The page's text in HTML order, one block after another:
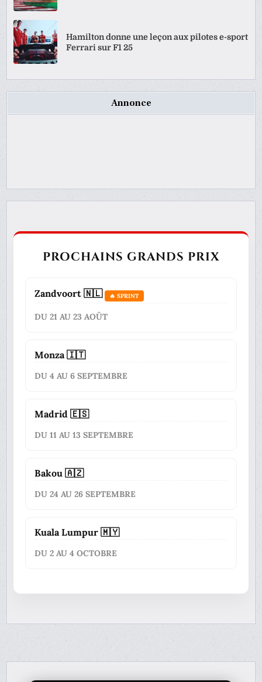
Hamilton donne une leçon aux pilotes e-sport
Ferrari sur F1 25
Annonce
PROCHAINS GRANDS PRIX
Zandvoort 🇳🇱 🔥 SPRINT
DU 21 AU 23 AOÛT
Monza 🇮🇹
DU 4 AU 6 SEPTEMBRE
Madrid 🇪🇸
DU 11 AU 13 SEPTEMBRE
Bakou 🇦🇿
DU 24 AU 26 SEPTEMBRE
Kuala Lumpur 🇲🇾
DU 2 AU 4 OCTOBRE